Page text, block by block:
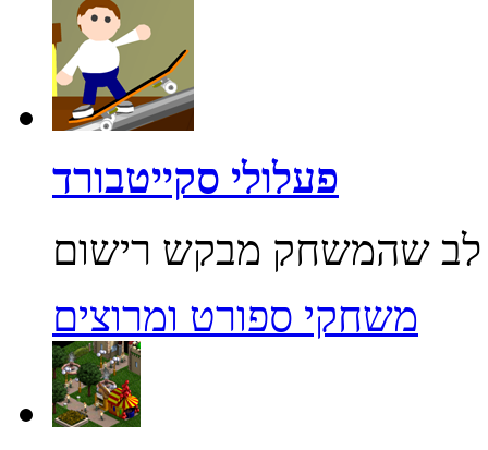
פעלולי סקייטבורד
משחקי ספורט ומרוצים